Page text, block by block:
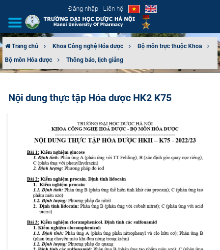
Đăng nhập Liên hệ
GIỚI THIỆU
TUYỂN SINH
ĐÀO TẠO
ĐẢM BẢO CHẤT LƯỢNG
KHOA HỌC CÔNG NGHỆ
CỰU NGƯỜI HỌC
Trang chủ Khoa Công nghệ Hóa dược
Bộ môn trực thuộc Khoa
Bộ môn Hóa dược
Thông báo, lịch giảng
Nội dung thực tập Hóa dược HK2 K75